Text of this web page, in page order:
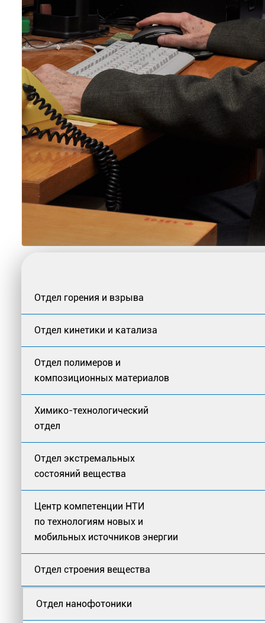
Отдел горения и взрыва
Отдел кинетики и катализа
Отдел полимеров и
композиционных материалов
Химико-технологический
отдел
Отдел экстремальных
состояний вещества
Центр компетенции НТИ
по технологиям новых и
мобильных источников энергии
Отдел строения вещества
Отдел нанофотоники